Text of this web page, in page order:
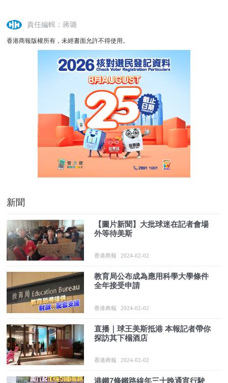
責任編輯：蔣璐
香港商報版權所有，未經書面允許不得使用。
新聞
【圖片新聞】大批球迷在記者會場
外等待美斯
香港商報 2024-02-02
教育局公布成為應用科學大學條件
全年接受申請
香港商報 2024-02-02
直播｜球王美斯抵港 本報記者帶你
探訪其下榻酒店
香港商報 2024-02-02
港鐵7條鐵路線年三十晚通宵行駛